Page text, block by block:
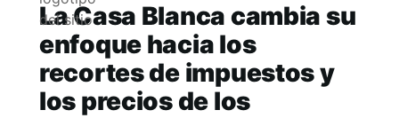
La Casa Blanca cambia su
enfoque hacia los
recortes de impuestos y
los precios de los